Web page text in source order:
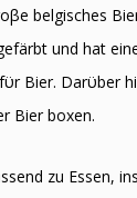
belgisches
und hat
Bier. Darϋber
Bier boxen.
zu Essen,